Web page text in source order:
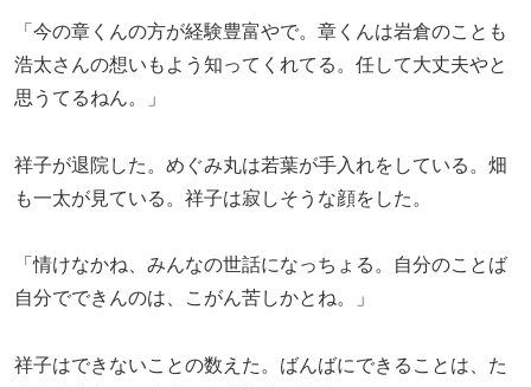
「今の章くんの方が経験豊富やで。章くんは岩倉のことも
浩太さんの想いもよう知ってくれてる。任して大丈夫やと
思うてるねん。」
祥子が退院した。めぐみ丸は若葉が手入れをしている。畑
も一太が見ている。祥子は寂しそうな顔をした。
「情けなかね、みんなの世話になっちょる。自分のことば
自分でできんのは、こがん苦しかとね。」
祥子はできないことの数えた。ばんばにできることは、た